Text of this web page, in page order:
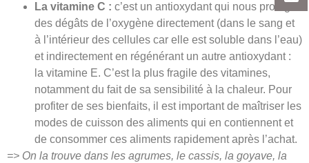
La vitamine C : c’est un antioxydant qui nous protège
des dégâts de l’oxygène directement (dans le sang et
à l’intérieur des cellules car elle est soluble dans l’eau)
et indirectement en régénérant un autre antioxydant :
la vitamine E. C’est la plus fragile des vitamines,
notamment du fait de sa sensibilité à la chaleur. Pour
profiter de ses bienfaits, il est important de maîtriser les
modes de cuisson des aliments qui en contiennent et
de consommer ces aliments rapidement après l’achat.
=> On la trouve dans les agrumes, le cassis, la goyave, la